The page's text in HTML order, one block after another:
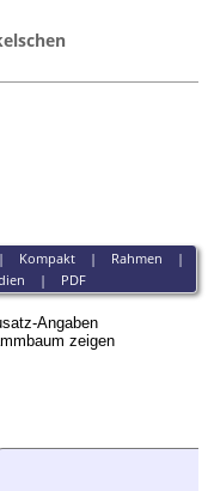
Kompakt| Rahmen |
| PDF
Angaben
zeigen